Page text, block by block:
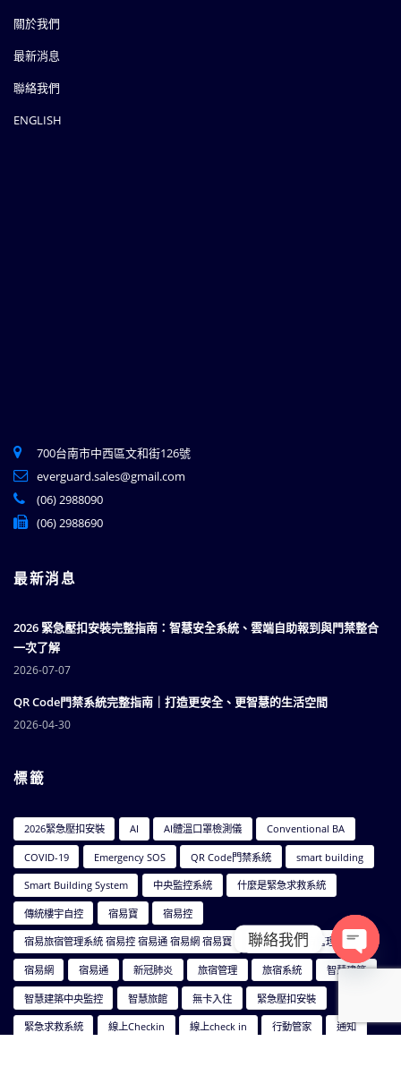
關於我們
最新消息
聯絡我們
ENGLISH
700台南市中西區文和街126號
everguard.sales@gmail.com
(06) 2988090
(06) 2988690
最新消息
2026 緊急壓扣安裝完整指南：智慧安全系統、雲端自助報到與門禁整合
一次了解
2026-07-07
QR Code門禁系統完整指南｜打造更安全、更智慧的生活空間
2026-04-30
標籤
2026緊急壓扣安裝 AI AI體溫口罩檢測儀 Conventional BA
COVID-19 Emergency SOS QR Code門禁系統 smart building
Smart Building System 中央監控系統 什麼是緊急求救系統
傳統樓宇自控 宿易寶 宿易控
宿易旅宿管理系統 宿易控 宿易通 宿易網 宿易寶 宿易智能旅宿管理系統
宿易網 宿易通 新冠肺炎 旅宿管理 旅宿系統 智慧建築
智慧建築中央監控 智慧旅館 無卡入住 緊急壓扣安裝
緊急求救系統 線上Checkin 線上check in 行動管家 通知
聯絡我們
Open